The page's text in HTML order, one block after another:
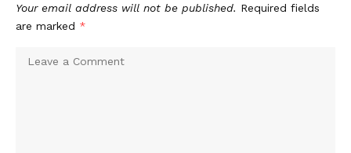
Your email address will not be published. Required fields
are marked *